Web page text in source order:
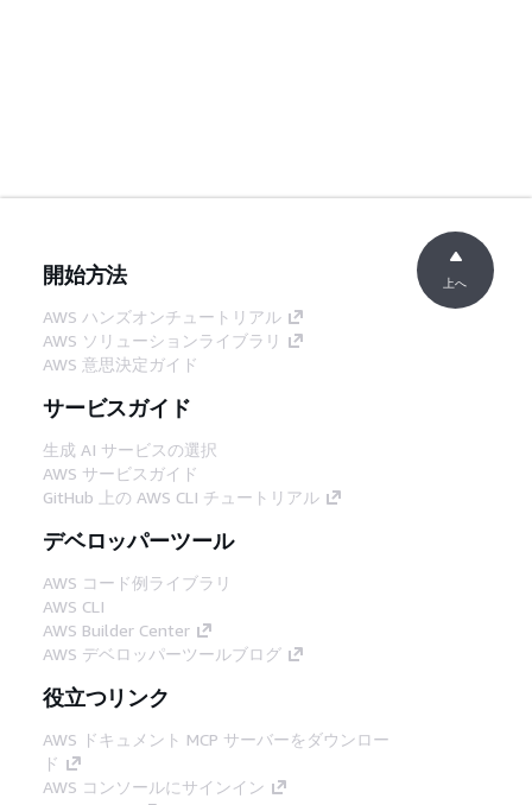
開始方法
AWS ハンズオンチュートリアル
AWS ソリューションライブラリ
AWS 意思決定ガイド
サービスガイド
生成 AI サービスの選択
AWS サービスガイド
GitHub 上の AWS CLI チュートリアル
デベロッパーツール
AWS コード例ライブラリ
AWS CLI
AWS Builder Center
AWS デベロッパーツールブログ
役立つリンク
AWS ドキュメント MCP サーバーをダウンロー
ド
AWS コンソールにサインイン
上へ